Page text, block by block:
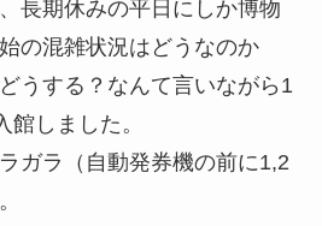
長期休みの平日にしか博物
の混雑状況はどうなのか
うする？なんて言いながら1
館しました。
ガラ（自動発券機の前に1,2